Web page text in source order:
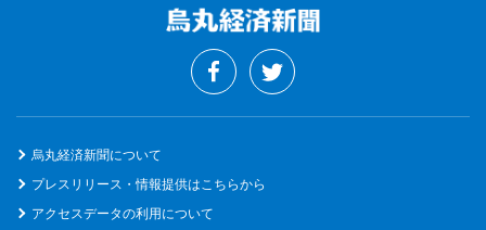
烏丸経済新聞について
プレスリリース・情報提供はこちらから
アクセスデータの利用について